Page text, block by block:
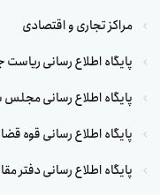
مراکز تجاری و اقتصادی
پایگاه اطلاع رسانی ریاست
پایگاه اطلاع رسانی مجلس
پایگاه اطلاع رسانی قوه قضاییه
پایگاه اطلاع رسانی دفتر